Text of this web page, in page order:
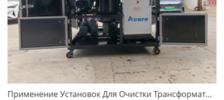
Применение Установок Для Очистки Трансформаторного Масла В Энергетической Отрасли США.